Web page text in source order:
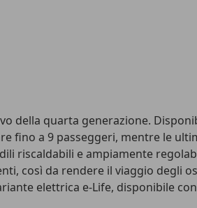
della quarta generazione.
a 9 passeggeri, mentre le
riscaldabili e ampiamente
così da rendere il viaggio degli
elettrica e-Life, disponibile